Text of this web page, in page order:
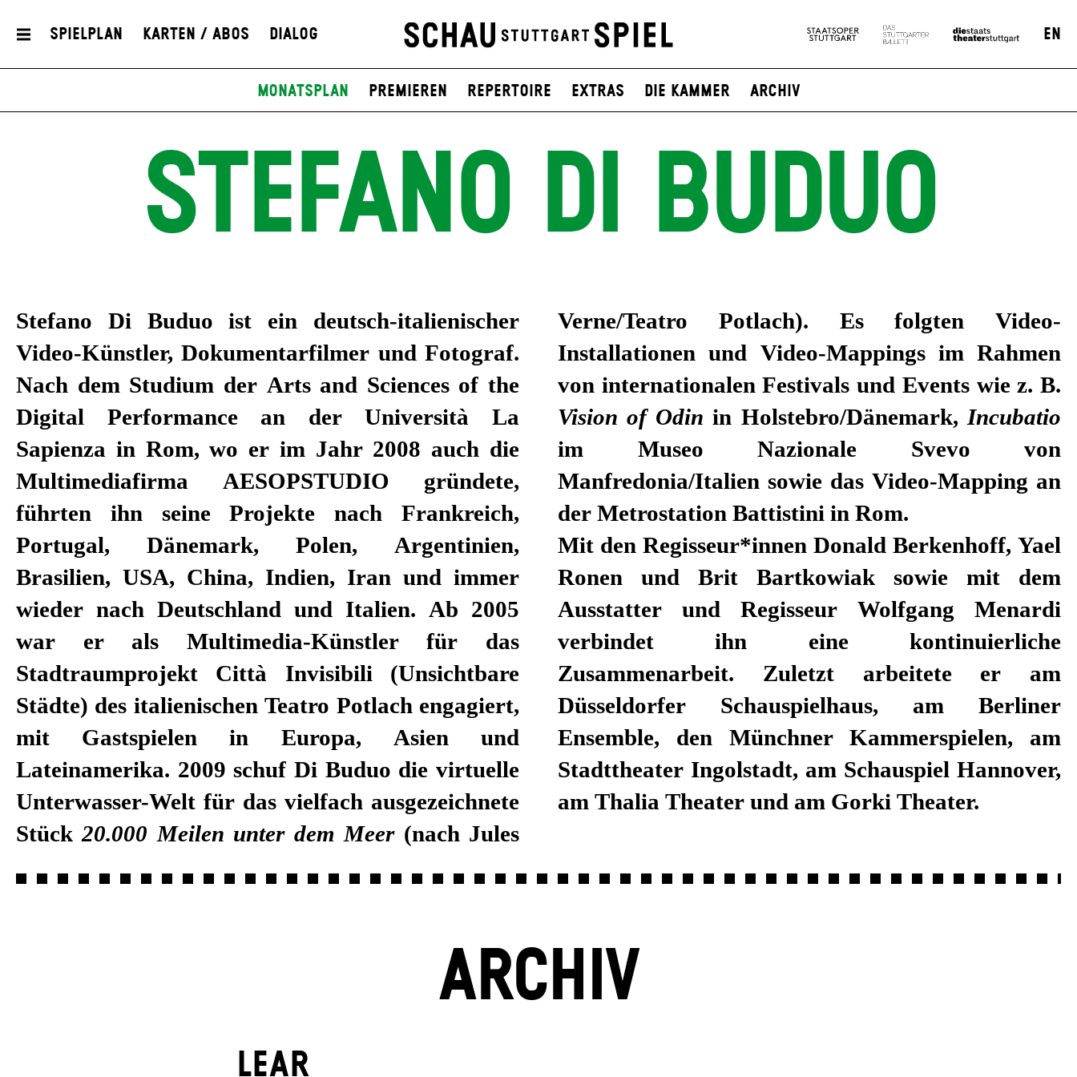
Spielplan Karten / Abos Dialog EN
Monatsplan Premieren Repertoire Extras Die Kammer Archiv
STEFANO DI BUDUO
Stefano Di Buduo ist ein deutsch-italienischer
Video-Künstler, Dokumentarfilmer und Fotograf.
Nach dem Studium der Arts and Sciences of the
Digital Performance an der Università La
Sapienza in Rom, wo er im Jahr 2008 auch die
Multimediafirma AESOPSTUDIO gründete,
führten ihn seine Projekte nach Frankreich,
Portugal, Dänemark, Polen, Argentinien,
Brasilien, USA, China, Indien, Iran und immer
wieder nach Deutschland und Italien. Ab 2005
war er als Multimedia-Künstler für das
Stadtraumprojekt Città Invisibili (Unsichtbare
Städte) des italienischen Teatro Potlach engagiert,
mit Gastspielen in Europa, Asien und
Lateinamerika. 2009 schuf Di Buduo die virtuelle
Unterwasser-Welt für das vielfach ausgezeichnete
Stück20.000 Meilen unter dem Meer(nach Jules
Verne/Teatro Potlach). Es folgten Video-
Installationen und Video-Mappings im Rahmen
von internationalen Festivals und Events wie z. B.
Vision of Odin in Holstebro/Dänemark, Incubatio
im Museo Nazionale Svevo von
Manfredonia/Italien sowie das Video-Mapping an
der Metrostation Battistini in Rom.
Mit den Regisseur*innen Donald Berkenhoff, Yael
Ronen und Brit Bartkowiak sowie mit dem
Ausstatter und Regisseur Wolfgang Menardi
verbindet ihn eine kontinuierliche
Zusammenarbeit. Zuletzt arbeitete er am
Düsseldorfer Schauspielhaus, am Berliner
Ensemble, den Münchner Kammerspielen, am
Stadttheater Ingolstadt, am Schauspiel Hannover,
am Thalia Theater und am Gorki Theater.
ARCHIV
LEAR